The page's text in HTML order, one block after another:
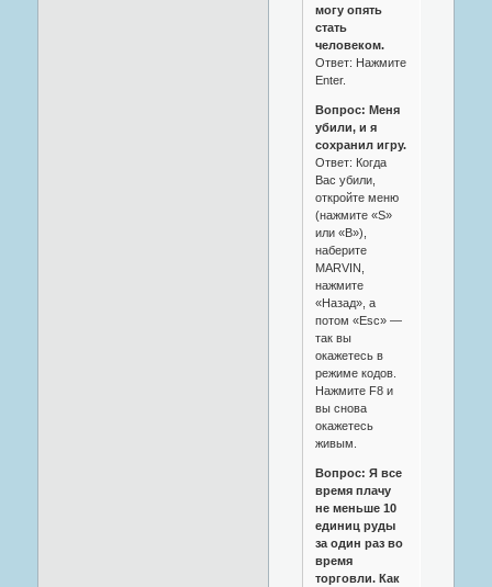
могу опять
стать
человеком.
Ответ: Нажмите
Enter.
Вопрос: Меня
убили, и я
сохранил игру.
Ответ: Когда
Вас убили,
откройте меню
(нажмите «S»
или «B»),
наберите
MARVIN,
нажмите
«Назад», а
потом «Esc» —
так вы
окажетесь в
режиме кодов.
Нажмите F8 и
вы снова
окажетесь
живым.
Вопрос: Я все
время плачу
не меньше 10
единиц руды
за один раз во
время
торговли. Как